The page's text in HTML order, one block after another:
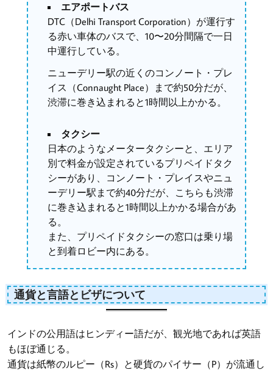
エアポートバス
DTC（Delhi Transport Corporation）が運行す
る赤い車体のバスで、10〜20分間隔で一日
中運行している。
ニューデリー駅の近くのコンノート・プレ
イス（Connaught Place）まで約50分だが、
渋滞に巻き込まれると1時間以上かかる。
タクシー
日本のようなメータータクシーと、エリア
別で料金が設定されているプリペイドタク
シーがあり、コンノート・プレイスやニュ
ーデリー駅まで約40分だが、こちらも渋滞
に巻き込まれると1時間以上かかる場合があ
る。
また、プリペイドタクシーの窓口は乗り場
と到着ロビー内にある。
通貨と言語とビザについて
インドの公用語はヒンディー語だが、観光地であれば英語
もほぼ通じる。
通貨は紙幣のルピー（Rs）と硬貨のパイサー（P）が流通し